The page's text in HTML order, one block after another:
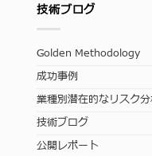
技術ブログ
Golden Methodology
成功事例
業種別潜在的なリスク
技術ブログ
公開レポート